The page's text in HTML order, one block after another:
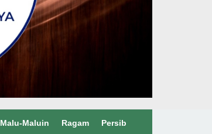
Malu-Maluin Ragam
Persib